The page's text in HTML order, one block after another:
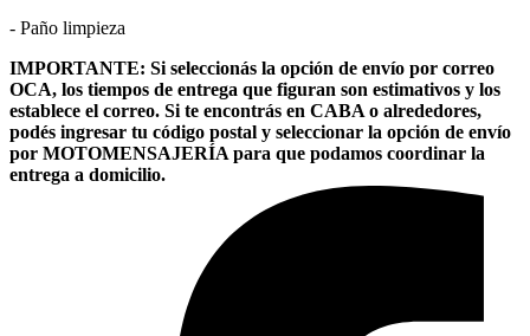
- Paño limpieza
IMPORTANTE: Si seleccionás la opción de envío por correo
OCA, los tiempos de entrega que figuran son estimativos y los
establece el correo. Si te encontrás en CABA o alrededores,
podés ingresar tu código postal y seleccionar la opción de envío
por MOTOMENSAJERÍA para que podamos coordinar la
entrega a domicilio.